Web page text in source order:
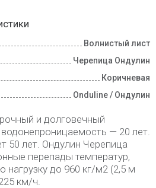
Волнистый лист
Черепица Ондулин
Коричневая
Onduline / Ондулин
и долговечный
— 20 лет.
50 лет. Ондулин Черепица
перепады температур,
нагрузку до 960 кг/м2 (2,5 м
км/ч.